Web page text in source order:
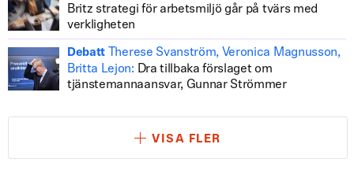
Britz strategi för arbetsmiljö går på tvärs med
verkligheten
Debatt
Therese Svanström, Veronica Magnusson,
Britta Lejon: Dra tillbaka förslaget om
tjänstemannaansvar, Gunnar Strömmer
VISA FLER